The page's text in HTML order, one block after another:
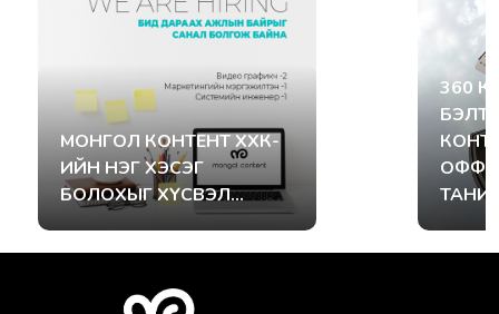
МОНГОЛ КОНТЕНТ ХХК-
ИЙН НЭГ ХЭСЭГ
БОЛОХЫГ ХҮСВЭЛ...
360